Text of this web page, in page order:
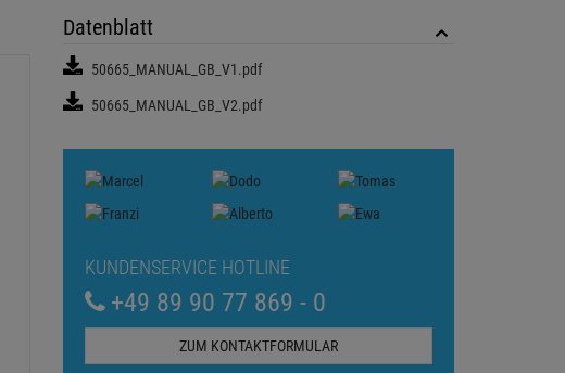
Datenblatt
50665_MANUAL_GB_V1.pdf
50665_MANUAL_GB_V2.pdf
KUNDENSERVICE HOTLINE
+49 89 90 77 869 - 0
ZUM KONTAKTFORMULAR